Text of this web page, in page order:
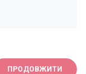
ПРОДОВЖИТИ